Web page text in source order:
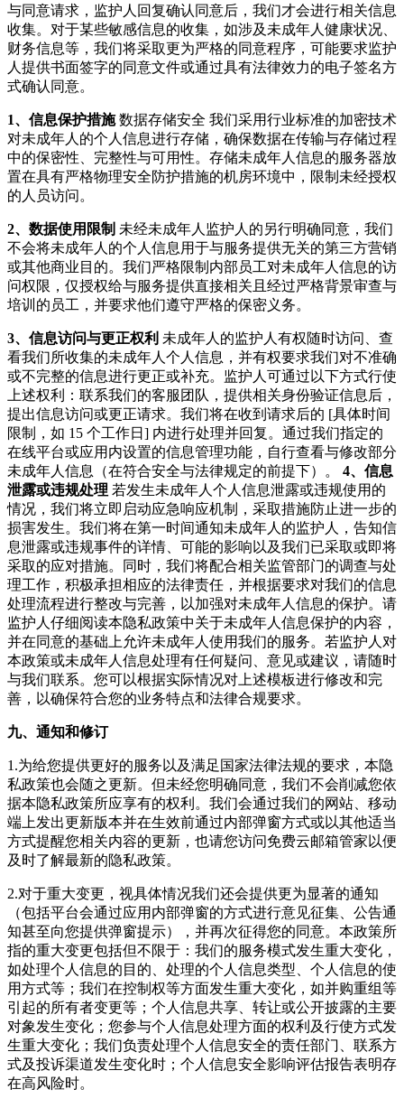
与同意请求，监护人回复确认同意后，我们才会进行相关信息
收集。对于某些敏感信息的收集，如涉及未成年人健康状况、
财务信息等，我们将采取更为严格的同意程序，可能要求监护
人提供书面签字的同意文件或通过具有法律效力的电子签名方
式确认同意。
1、信息保护措施数据存储安全 我们采用行业标准的加密技术
对未成年人的个人信息进行存储，确保数据在传输与存储过程
中的保密性、完整性与可用性。存储未成年人信息的服务器放
置在具有严格物理安全防护措施的机房环境中，限制未经授权
的人员访问。
2、数据使用限制 未经未成年人监护人的另行明确同意，我们
不会将未成年人的个人信息用于与服务提供无关的第三方营销
或其他商业目的。我们严格限制内部员工对未成年人信息的访
问权限，仅授权给与服务提供直接相关且经过严格背景审查与
培训的员工，并要求他们遵守严格的保密义务。
3、信息访问与更正权利 未成年人的监护人有权随时访问、查
看我们所收集的未成年人个人信息，并有权要求我们对不准确
或不完整的信息进行更正或补充。监护人可通过以下方式行使
上述权利：联系我们的客服团队，提供相关身份验证信息后，
提出信息访问或更正请求。我们将在收到请求后的 [具体时间
限制，如 15 个工作日] 内进行处理并回复。通过我们指定的
在线平台或应用内设置的信息管理功能，自行查看与修改部分
未成年人信息（在符合安全与法律规定的前提下）。 4、信息
泄露或违规处理 若发生未成年人个人信息泄露或违规使用的
情况，我们将立即启动应急响应机制，采取措施防止进一步的
损害发生。我们将在第一时间通知未成年人的监护人，告知信
息泄露或违规事件的详情、可能的影响以及我们已采取或即将
采取的应对措施。同时，我们将配合相关监管部门的调查与处
理工作，积极承担相应的法律责任，并根据要求对我们的信息
处理流程进行整改与完善，以加强对未成年人信息的保护。请
监护人仔细阅读本隐私政策中关于未成年人信息保护的内容，
并在同意的基础上允许未成年人使用我们的服务。若监护人对
本政策或未成年人信息处理有任何疑问、意见或建议，请随时
与我们联系。您可以根据实际情况对上述模板进行修改和完
善，以确保符合您的业务特点和法律合规要求。
九、通知和修订
1.为给您提供更好的服务以及满足国家法律法规的要求，本隐
私政策也会随之更新。但未经您明确同意，我们不会削减您依
据本隐私政策所应享有的权利。我们会通过我们的网站、移动
端上发出更新版本并在生效前通过内部弹窗方式或以其他适当
方式提醒您相关内容的更新，也请您访问免费云邮箱管家 以便
及时了解最新的隐私政策。
2.对于重大变更，视具体情况我们还会提供更为显著的通知
（包括平台会通过应用内部弹窗的方式进行意见征集、公告通
知甚至向您提供弹窗提示），并再次征得您的同意。本政策所
指的重大变更包括但不限于：我们的服务模式发生重大变化，
如处理个人信息的目的、处理的个人信息类型、个人信息的使
用方式等；我们在控制权等方面发生重大变化，如并购重组等
引起的所有者变更等；个人信息共享、转让或公开披露的主要
对象发生变化；您参与个人信息处理方面的权利及行使方式发
生重大变化；我们负责处理个人信息安全的责任部门、联系方
式及投诉渠道发生变化时；个人信息安全影响评估报告表明存
在高风险时。